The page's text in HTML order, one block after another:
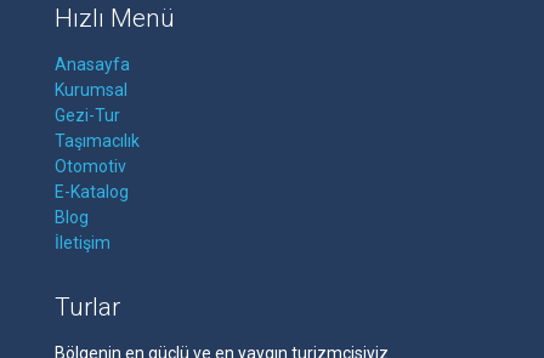
Hızlı Menü
Anasayfa
Kurumsal
Gezi-Tur
Taşımacılık
Otomotiv
E-Katalog
Blog
İletişim
Turlar
Bölgenin en güçlü ve en yaygın turizmcisiyiz.